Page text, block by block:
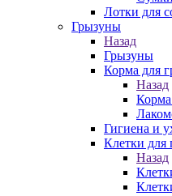
Лотки для
Грызуны
Назад
Грызуны
Корма для
Назад
Гигиена и
Клетки для
Назад